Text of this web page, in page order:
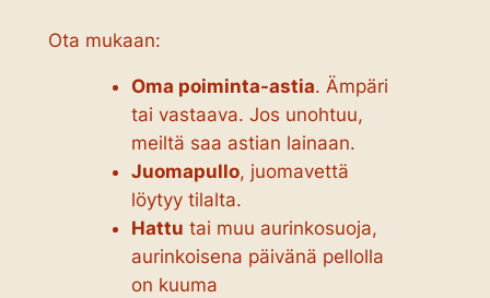
Ota mukaan:
Oma poiminta-astia. Ämpäri
tai vastaava. Jos unohtuu,
meiltä saa astian lainaan.
Juomapullo, juomavettä
löytyy tilalta.
Hattu tai muu aurinkosuoja,
aurinkoisena päivänä pellolla
on kuuma